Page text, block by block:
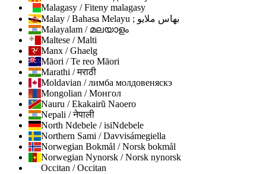
Malagasy / Fiteny malagasy
Malay / Bahasa Melayu ; بهاس ملايو
Malayalam / മലയാളം
Maltese / Malti
Manx / Ghaelg
Māori / Te reo Māori
Marathi / मराठी
Moldavian / лимба молдовеняскэ
Mongolian / Монгол
Nauru / Ekakairũ Naoero
Nepali / नेपाली
North Ndebele / isiNdebele
Northern Sami / Davvisámegiella
Norwegian Bokmål / Norsk bokmål
Norwegian Nynorsk / Norsk nynorsk
Occitan / Occitan